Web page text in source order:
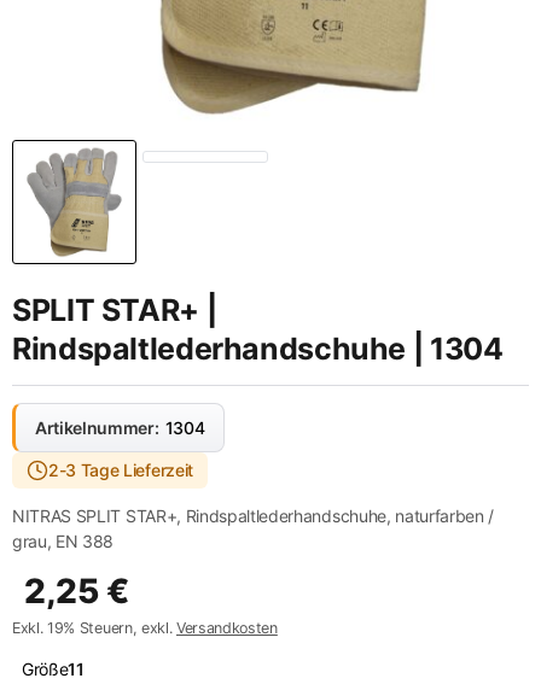
SPLIT STAR+ |
Rindspaltlederhandschuhe | 1304
Artikelnummer: 1304
2-3 Tage Lieferzeit
NITRAS SPLIT STAR+, Rindspaltlederhandschuhe, naturfarben /
grau, EN 388
2,25 €
Exkl. 19% Steuern, exkl. Versandkosten
Größe11